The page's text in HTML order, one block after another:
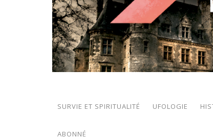
SURVIE ET SPIRITUALITÉ UFOLOGIE
ABONNÉ